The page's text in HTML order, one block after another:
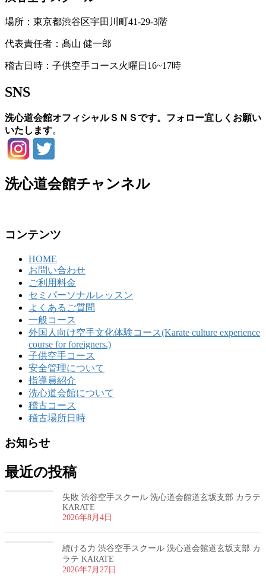
場所：東京都渋谷区宇田川町41-29-3階
代表責任者：髙山 健一郎
稽古日時：子供空手コース火曜日16~17時
SNS
洗心道会館オフィシャルＳＮＳです。フォロー宜しくお願い
いたします。
洗心道会館チャンネル
コンテンツ
HOME
お問い合わせ
ご利用料金
セミパーソナルレッスン
よくあるご質問
一般コース
外国人向け空手文化体験コース(Karate culture experience
course for foreigners.)
子供空手コース
安全管理について
指導員紹介
洗心道会館について
稽古コース
稽古場所日時
お知らせ
最近の投稿
失敗 渋谷空手スクール 洗心道会館道玄坂支部 カラテ
KARATE
2026年8月4日
続ける力 渋谷空手スクール 洗心道会館道玄坂支部 カ
ラテ KARATE
2026年7月27日